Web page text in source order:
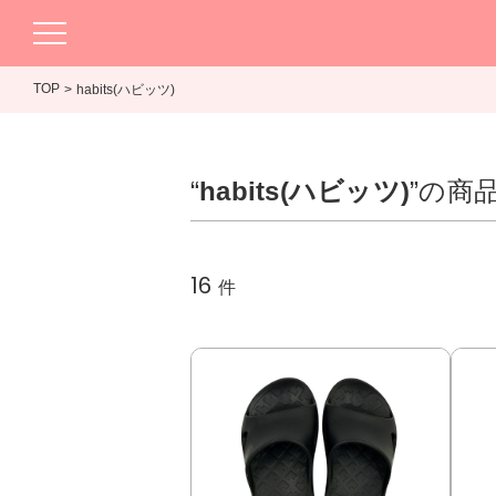
TOP habits(ハビッツ)
“habits(ハビッツ)”の商
16 件